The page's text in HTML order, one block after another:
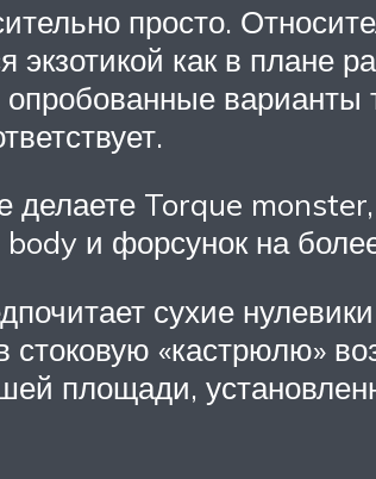
просто.
как в плане
Torque monster,
и форсунок на
сухие
«кастрюлю»
площади,